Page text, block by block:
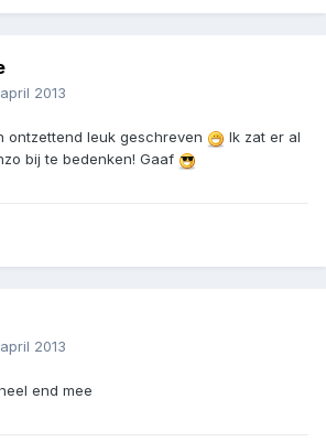
2013
ontzettend leuk geschreven
Ik zat er al
bij te bedenken! Gaaf
2013
end mee